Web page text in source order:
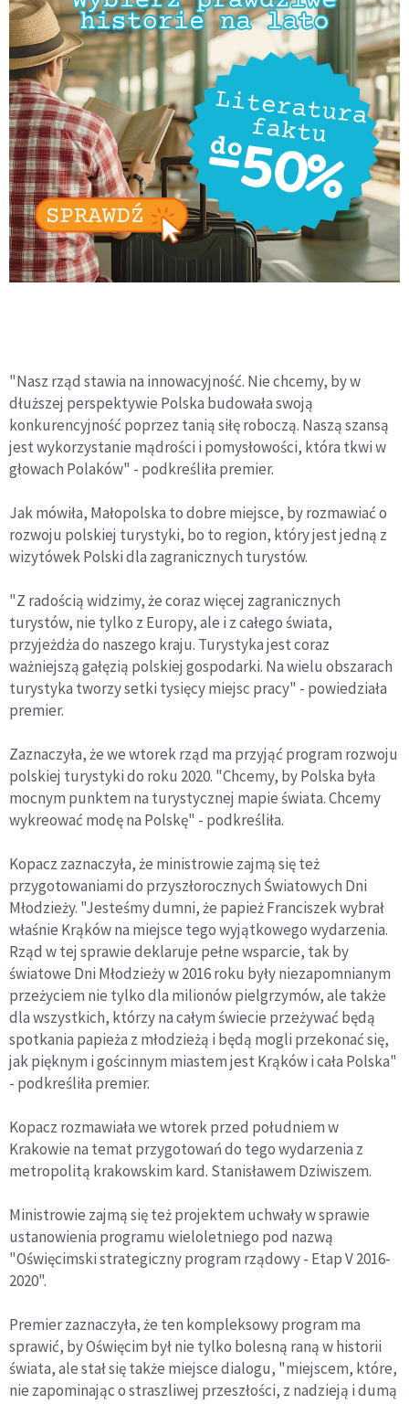
"Nasz rząd stawia na innowacyjność. Nie chcemy, by w
dłuższej perspektywie Polska budowała swoją
konkurencyjność poprzez tanią siłę roboczą. Naszą szansą
jest wykorzystanie mądrości i pomysłowości, która tkwi w
głowach Polaków" - podkreśliła premier.
Jak mówiła, Małopolska to dobre miejsce, by rozmawiać o
rozwoju polskiej turystyki, bo to region, który jest jedną z
wizytówek Polski dla zagranicznych turystów.
"Z radością widzimy, że coraz więcej zagranicznych
turystów, nie tylko z Europy, ale i z całego świata,
przyjeżdża do naszego kraju. Turystyka jest coraz
ważniejszą gałęzią polskiej gospodarki. Na wielu obszarach
turystyka tworzy setki tysięcy miejsc pracy" - powiedziała
premier.
Zaznaczyła, że we wtorek rząd ma przyjąć program rozwoju
polskiej turystyki do roku 2020. "Chcemy, by Polska była
mocnym punktem na turystycznej mapie świata. Chcemy
wykreować modę na Polskę" - podkreśliła.
Kopacz zaznaczyła, że ministrowie zajmą się też
przygotowaniami do przyszłorocznych Światowych Dni
Młodzieży. "Jesteśmy dumni, że papież Franciszek wybrał
właśnie Krąków na miejsce tego wyjątkowego wydarzenia.
Rząd w tej sprawie deklaruje pełne wsparcie, tak by
światowe Dni Młodzieży w 2016 roku były niezapomnianym
przeżyciem nie tylko dla milionów pielgrzymów, ale także
dla wszystkich, którzy na całym świecie przeżywać będą
spotkania papieża z młodzieżą i będą mogli przekonać się,
jak pięknym i gościnnym miastem jest Krąków i cała Polska"
- podkreśliła premier.
Kopacz rozmawiała we wtorek przed południem w
Krakowie na temat przygotowań do tego wydarzenia z
metropolitą krakowskim kard. Stanisławem Dziwiszem.
Ministrowie zajmą się też projektem uchwały w sprawie
ustanowienia programu wieloletniego pod nazwą
"Oświęcimski strategiczny program rządowy - Etap V 2016-
2020".
Premier zaznaczyła, że ten kompleksowy program ma
sprawić, by Oświęcim był nie tylko bolesną raną w historii
świata, ale stał się także miejsce dialogu, "miejscem, które,
nie zapominając o straszliwej przeszłości, z nadzieją i dumą